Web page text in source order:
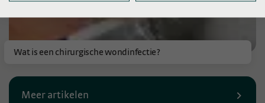
Wat is een chirurgische wondinfectie?
Meer artikelen